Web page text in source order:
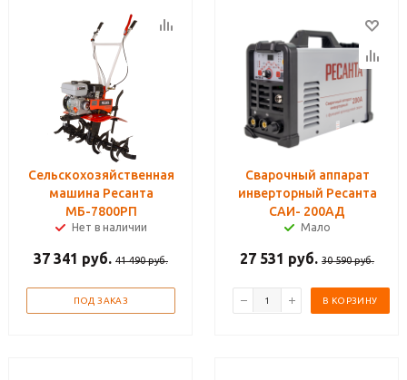
Сельскохозяйственная
машина Ресанта
МБ-7800РП
Нет в наличии
37 341 руб. 41 490руб.
ПОД ЗАКАЗ
Сварочный аппарат
инверторный Ресанта
САИ- 200АД
Мало
27 531 руб. 30 590руб.
В КОРЗИНУ